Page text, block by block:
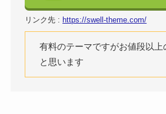
リンク先 : https://swell-theme.com/
有料のテーマですがお値段以上
と思います